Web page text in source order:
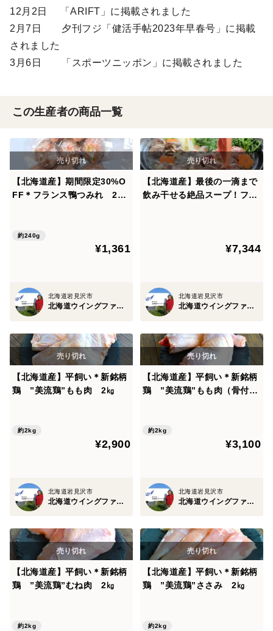
12月2日 「ARIFT」に掲載されました
2月7日 夕刊フジ「健活手帖2023年早春号」に掲載
されました
3月6日 「スポーツニッポン」に掲載されました
この生産者の商品一覧
【北海道産】期間限定30%O
FF＊フランス鴨つみれ 240
約240g
¥1,361
北海道岩見沢市
北海道ウイングファーム
【北海道産】最後の一滴まで
飲み干せる絶品スープ！フラ
¥7,344
北海道岩見沢市
北海道ウイングファーム
【北海道産】平飼い＊新銘柄
鶏 ”美流鶏”もも肉 2㎏
約2kg
¥2,900
北海道岩見沢市
北海道ウイングファーム
【北海道産】平飼い＊新銘柄
鶏 ”美流鶏”もも肉（骨付
約2kg
¥3,100
北海道岩見沢市
北海道ウイングファーム
【北海道産】平飼い＊新銘柄
鶏 ”美流鶏”むね肉 2㎏
約2kg
【北海道産】平飼い＊新銘柄
鶏 ”美流鶏”ささみ 2㎏
約2kg